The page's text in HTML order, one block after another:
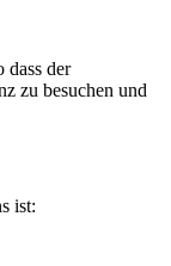
dass der
zu besuchen und
ist: